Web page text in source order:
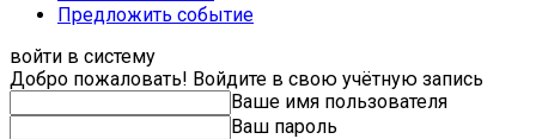
Предложить событие
войти в систему
Добро пожаловать! Войдите в свою учётную запись
Ваше имя пользователя
Ваш пароль